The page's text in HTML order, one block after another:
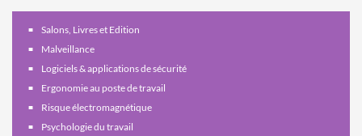
Salons, Livres et Edition
Malveillance
Logiciels & applications de sécurité
Ergonomie au poste de travail
Risque électromagnétique
Psychologie du travail